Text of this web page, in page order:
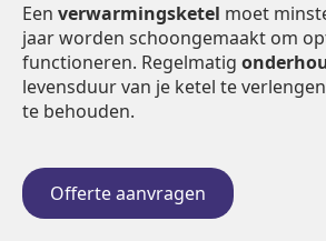
Een verwarmingsketel moet
jaar worden schoongemaakt om
functioneren. Regelmatig
levensduur van je ketel te
te behouden.
Offerte aanvragen